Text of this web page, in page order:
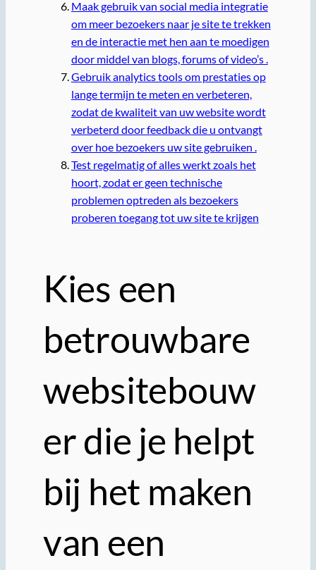
Maak gebruik van social media integratie
om meer bezoekers naar je site te trekken
en de interactie met hen aan te moedigen
door middel van blogs, forums of video’s .
Gebruik analytics tools om prestaties op
lange termijn te meten en verbeteren,
zodat de kwaliteit van uw website wordt
verbeterd door feedback die u ontvangt
over hoe bezoekers uw site gebruiken .
Test regelmatig of alles werkt zoals het
hoort, zodat er geen technische
problemen optreden als bezoekers
proberen toegang tot uw site te krijgen
Kies een
betrouwbare
websitebouw
er die je helpt
bij het maken
van een